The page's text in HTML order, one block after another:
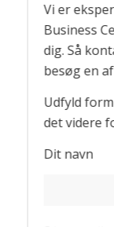
Vi er
Business
dig. Så
besøg en
Udfyld
det videre
Dit navn